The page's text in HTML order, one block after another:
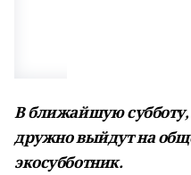
В ближайшую
дружно выйдут на
экосубботник.